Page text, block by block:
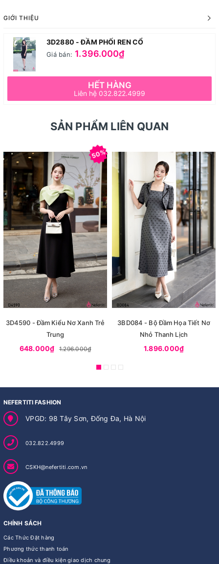
GIỚI THIỆU
3D2880 - ĐẦM PHỐI REN CỔ
Giá bán: 1.396.000₫
HẾT HÀNG
Liên hệ 032.822.4999
SẢN PHẨM LIÊN QUAN
50%
3D4590 - Đầm Kiểu Nơ Xanh Trẻ
Trung
648.000₫ 1.296.000₫
3BD084 - Bộ Đầm Họa Tiết Nơ
Nhỏ Thanh Lịch
1.896.000₫
NEFERTITI FASHION
VPGD: 98 Tây Sơn, Đống Đa, Hà Nội
032.822.4999
CSKH@nefertiti.com.vn
CHÍNH SÁCH
Các Thức Đặt hàng
Phương thức thanh toán
Điều khoản và điều kiện giao dịch chung